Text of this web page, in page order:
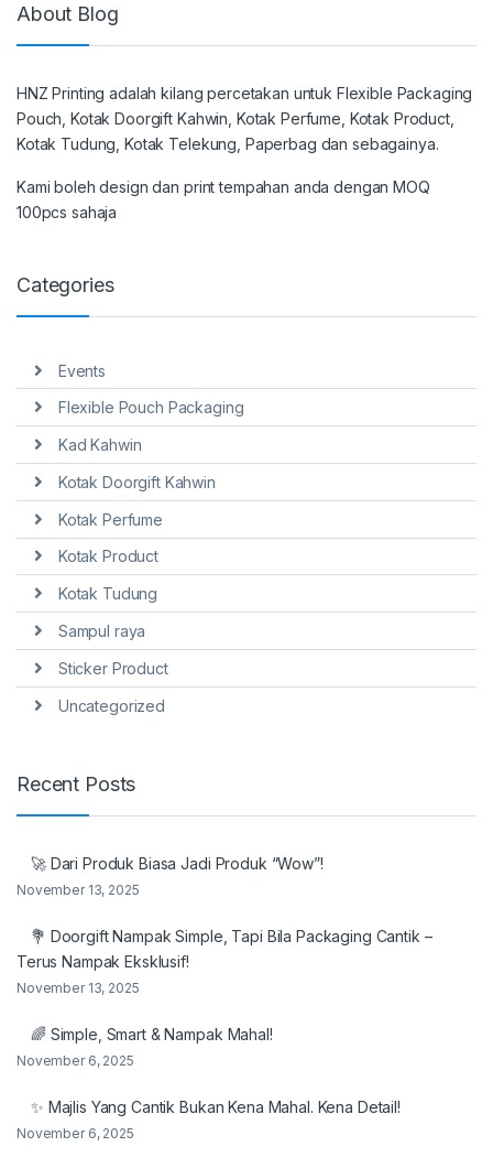
About Blog
HNZ Printing adalah kilang percetakan untuk Flexible Packaging
Pouch, Kotak Doorgift Kahwin, Kotak Perfume, Kotak Product,
Kotak Tudung, Kotak Telekung, Paperbag dan sebagainya.
Kami boleh design dan print tempahan anda dengan MOQ
100pcs sahaja
Categories
Events
Flexible Pouch Packaging
Kad Kahwin
Kotak Doorgift Kahwin
Kotak Perfume
Kotak Product
Kotak Tudung
Sampul raya
Sticker Product
Uncategorized
Recent Posts
🚀 Dari Produk Biasa Jadi Produk “Wow”!
November 13, 2025
💐 Doorgift Nampak Simple, Tapi Bila Packaging Cantik –
Terus Nampak Eksklusif!
November 13, 2025
🌈 Simple, Smart & Nampak Mahal!
November 6, 2025
✨ Majlis Yang Cantik Bukan Kena Mahal. Kena Detail!
November 6, 2025